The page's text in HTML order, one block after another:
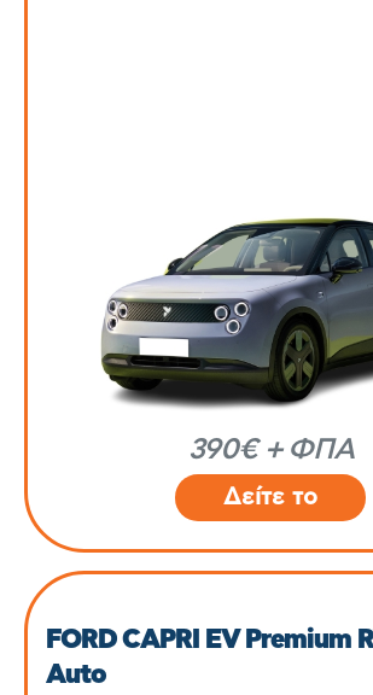
390€ + ΦΠΑ
Δείτε το
FORD CAPRI EV Premium
Auto